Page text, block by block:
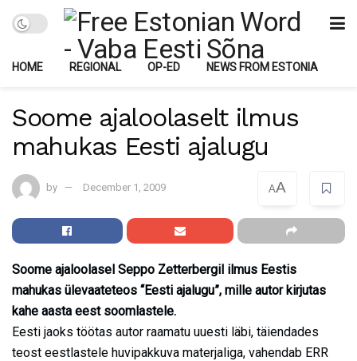
HOME REGIONAL OP-ED NEWS FROM ESTONIA
Soome ajaloolaselt ilmus
mahukas Eesti ajalugu
by December 1, 2009 AA
Soome ajaloolasel Seppo Zetterbergil ilmus Eestis
mahukas ülevaateteos “Eesti ajalugu”, mille autor kirjutas
kahe aasta eest soomlastele.
Eesti jaoks töötas autor raamatu uuesti läbi, täiendades
teost eestlastele huvipakkuva materjaliga, vahendab ERR